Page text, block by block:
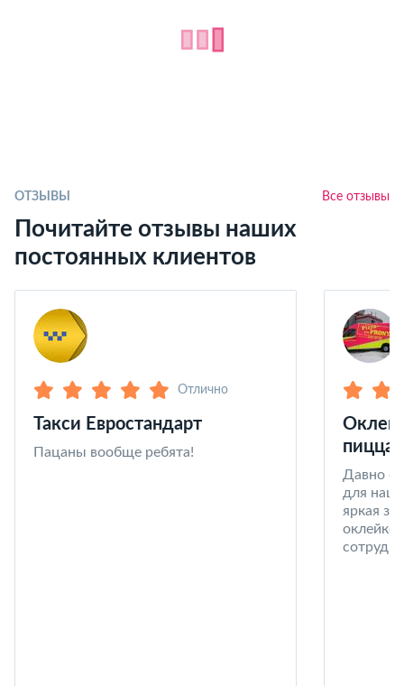
ОТЗЫВЫ Все отзывы
Почитайте отзывы наших
постоянных клиентов
Отлично
Такси Евростандарт
Пацаны вообще ребята!
пицца
Давно
для
яркая
оклейке